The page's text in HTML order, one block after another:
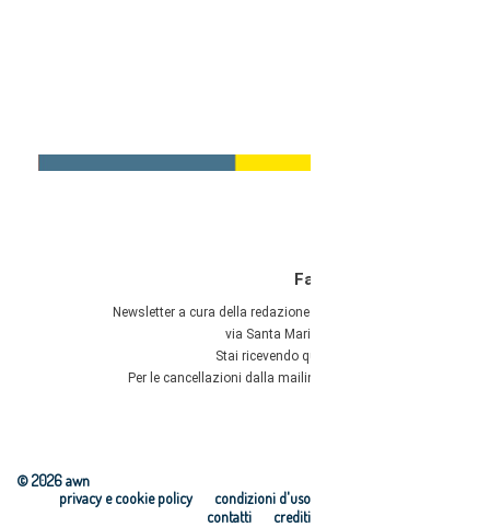
© 2026 awn
condizioni d'uso
privacy e cookie policy
crediti
contatti